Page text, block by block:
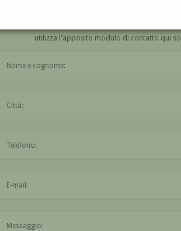
utilizza l'apposito modulo di contatto qui